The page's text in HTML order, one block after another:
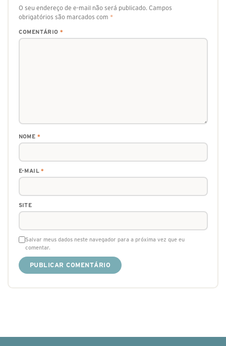
O seu endereço de e-mail não será publicado. Campos
obrigatórios são marcados com *
COMENTÁRIO *
NOME *
E-MAIL*
SITE
Salvar meus dados neste navegador para a próxima vez que eu
comentar.